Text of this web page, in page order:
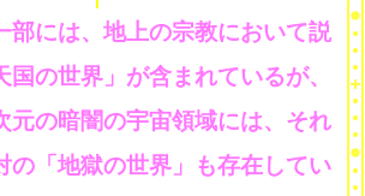
部には、地上の宗教において説
国の世界」が含まれているが、
元の暗闇の宇宙領域には、それ
の「地獄の世界」も存在してい